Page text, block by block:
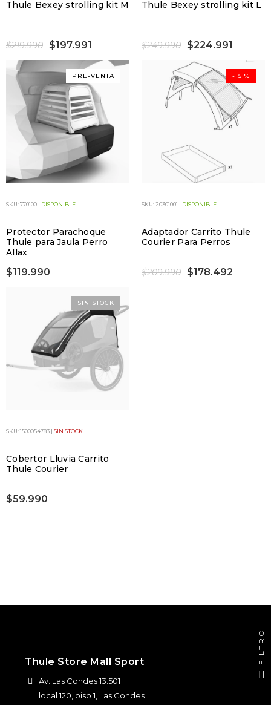
Thule Bexey strolling kit M
$219.990 $197.991
Thule Bexey strolling kit L
$249.990 $224.991
SKU: 770100 | DISPONIBLE
Protector Parachoque
Thule para Jaula Perro
Allax
$119.990
PRE-VENTA
SKU: 20301001 | DISPONIBLE
Adaptador Carrito Thule
Courier Para Perros
$209.990 $178.492
-15 %
SKU: 1500054783 | SIN STOCK
Cobertor Lluvia Carrito
Thule Courier
$59.990
SIN STOCK
Thule Store Mall Sport
Av. Las Condes 13.501
local 120, piso 1, Las Condes
FILTRO